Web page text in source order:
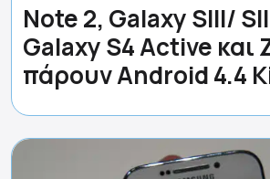
Note 2, Galaxy SΙΙΙ/
Galaxy S4 Active και
πάρουν Android 4.4